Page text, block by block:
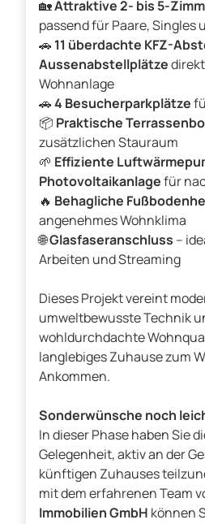
🏡Attraktive 2- bis 5-
passend für Paare, Singles
🚗 11 überdachte KFZ-
Aussenabstellplätze
Wohnanlage
🚗4 Besucherparkplätze
📦 Praktische
zusätzlichen Stauraum
🌱 Effiziente
Photovoltaikanlagefür
🔥 Behagliche
angenehmes Wohnklima
🌐Glasfaseranschluss –
Arbeiten und Streaming
Dieses Projekt vereint
umweltbewusste Technik
wohldurchdachte
langlebiges Zuhause zum
Ankommen.
Sonderwünsche noch
In dieser Phase haben Sie
Gelegenheit, aktiv an der
künftigen Zuhauses
mit dem erfahrenen Team
Immobilien GmbH können